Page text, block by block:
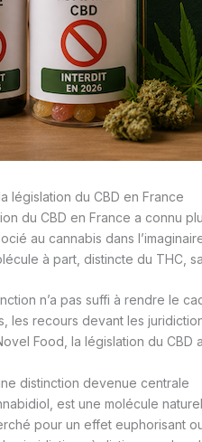
législation du CBD en France
du CBD en France a connu
au cannabis dans
à part, distincte du THC,
n’a pas suffi à rendre le
les recours devant les
Food, la législation du
distinction devenue centrale
est une molécule
pour un effet euphorisant